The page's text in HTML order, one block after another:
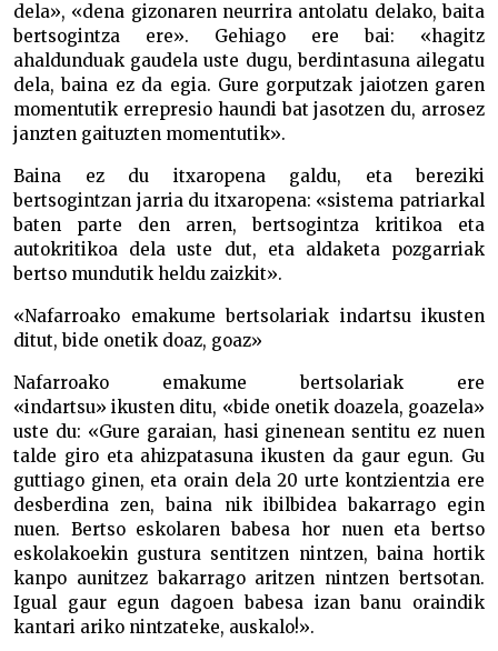
dela», «dena gizonaren neurrira antolatu delako, baita
bertsogintza ere». Gehiago ere bai: «hagitz
ahaldunduak gaudela uste dugu, berdintasuna ailegatu
dela, baina ez da egia. Gure gorputzak jaiotzen garen
momentutik errepresio haundi bat jasotzen du, arrosez
janzten gaituzten momentutik».
Baina ez du itxaropena galdu, eta bereziki
bertsogintzan jarria du itxaropena: «sistema patriarkal
baten parte den arren, bertsogintza kritikoa eta
autokritikoa dela uste dut, eta aldaketa pozgarriak
bertso mundutik heldu zaizkit».
«Nafarroako emakume bertsolariak indartsu ikusten
ditut, bide onetik doaz, goaz»
Nafarroako emakume bertsolariak ere
«indartsu» ikusten ditu, «bide onetik doazela, goazela»
uste du: «Gure garaian, hasi ginenean sentitu ez nuen
talde giro eta ahizpatasuna ikusten da gaur egun. Gu
guttiago ginen, eta orain dela 20 urte kontzientzia ere
desberdina zen, baina nik ibilbidea bakarrago egin
nuen. Bertso eskolaren babesa hor nuen eta bertso
eskolakoekin gustura sentitzen nintzen, baina hortik
kanpo aunitzez bakarrago aritzen nintzen bertsotan.
Igual gaur egun dagoen babesa izan banu oraindik
kantari ariko nintzateke, auskalo!».